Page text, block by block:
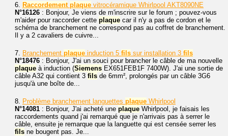
6. Raccordement plaque vitrocéramique Whirlpool AKT8090NE
N°16126 : Bonjour, Je viens de m'inscrire sur le forum ; pouvez-vous
m'aider pour raccorder cette plaque car il n'y a pas de cordon et le
schéma de branchement ne correspond pas au coffret de branchement.
Il y a 2 cavaliers de cuivre...
7. Branchement plaque induction 5 fils sur installation 3 fils
N°18476 : Bonjour, J'ai un souci pour brancher le câble de ma nouvelle
plaque à induction (Siemens EX651FEB1F 7400W). J'ai une sortie de
câble A32 qui contient 3 fils de 6mm², prolongés par un câble 3G6
jusqu'à une boîte de...
8. Problème branchement languettes plaque Whirlpool
N°14081 : Bonjour, J'ai acheté une plaque Whirlpool, je faisais les
raccordements quand j'ai remarqué que je n'arrivais pas à serrer le
câble, ensuite je remarque que la languette qui est censée serrer les
fils ne bougent pas. Je...